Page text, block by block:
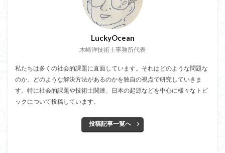
LuckyOcean
木崎洋技術士事務所代表
私たちは多くの社会的課題に直面しています。それはどのような問題な
のか、どのような解決方法があるのかを独自の視点で研究していきま
す。特に社会的課題や技術士関連、日本の起源などを中心に様々なトピ
ックについて投稿しています。
投稿記事一覧へ